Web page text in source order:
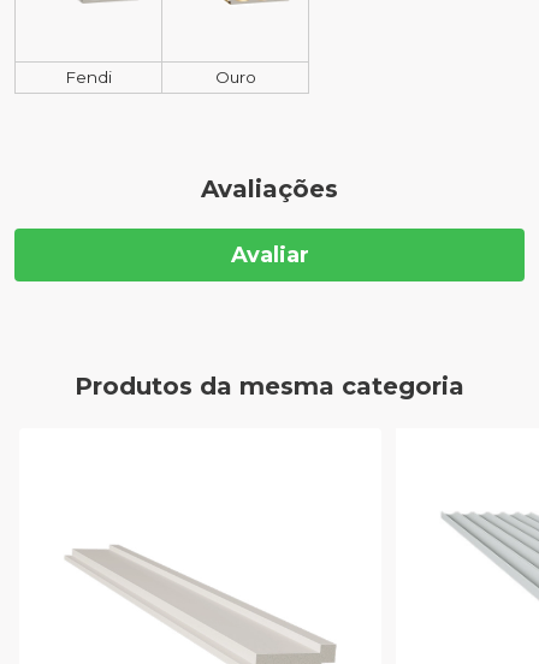
Fendi Ouro
Avaliações
Avaliar
Produtos da mesma categoria